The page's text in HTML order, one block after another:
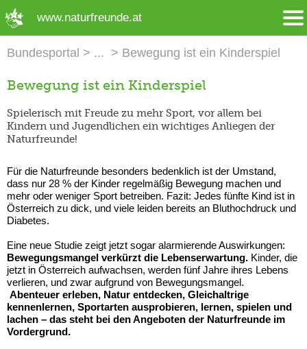
www.naturfreunde.at
Bundesportal Bewegung ist ein Kinderspiel
Bewegung ist ein Kinderspiel
Spielerisch mit Freude zu mehr Sport, vor allem bei
Kindern und Jugendlichen ein wichtiges Anliegen der
Naturfreunde!
Für die Naturfreunde besonders bedenklich ist der Umstand,
dass nur 28 % der Kinder regelmäßig Bewegung machen und
mehr oder weniger Sport betreiben. Fazit: Jedes fünfte Kind ist in
Österreich zu dick, und viele leiden bereits an Bluthochdruck und
Diabetes.
Eine neue Studie zeigt jetzt sogar alarmierende Auswirkungen:
Bewegungsmangel verkürzt die Lebenserwartung. Kinder, die
jetzt in Österreich aufwachsen, werden fünf Jahre ihres Lebens
verlieren, und zwar aufgrund von Bewegungsmangel.
Abenteuer erleben, Natur entdecken, Gleichaltrige
kennenlernen, Sportarten ausprobieren, lernen, spielen und
lachen – das steht bei den Angeboten der Naturfreunde im
Vordergrund.